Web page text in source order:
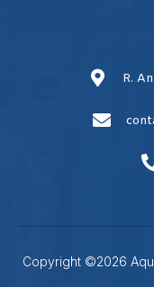
R.
Copyright ©2026